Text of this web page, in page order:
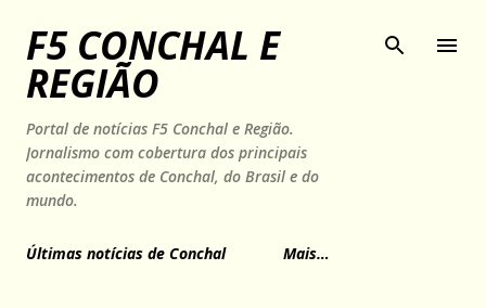
Pular para o conteúdo principal
F5 CONCHAL E
REGIÃO
Portal de notícias F5 Conchal e Região.
Jornalismo com cobertura dos principais
acontecimentos de Conchal, do Brasil e do
mundo.
Últimas notícias de Conchal Mais…